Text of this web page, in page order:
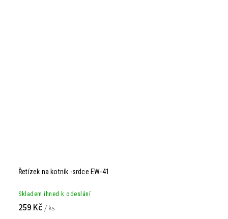
Řetízek na kotník -srdce EW-41
Skladem ihned k odeslání
259 Kč / ks